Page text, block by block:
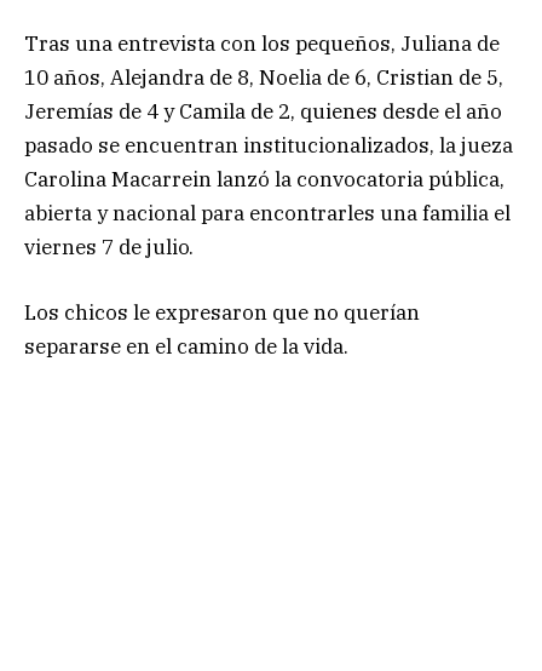
Tras una entrevista con los pequeños, Juliana de
10 años, Alejandra de 8, Noelia de 6, Cristian de 5,
Jeremías de 4 y Camila de 2, quienes desde el año
pasado se encuentran institucionalizados, la jueza
Carolina Macarrein lanzó la convocatoria pública,
abierta y nacional para encontrarles una familia el
viernes 7 de julio.
Los chicos le expresaron que no querían
separarse en el camino de la vida.